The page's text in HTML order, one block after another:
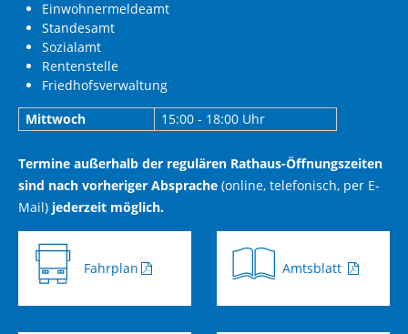
Einwohnermeldeamt
Standesamt
Sozialamt
Rentenstelle
Friedhofsverwaltung
Mittwoch
15:00 - 18:00 Uhr
Termine außerhalb der regulären Rathaus-Öffnungszeiten
sind nach vorheriger Absprache (online, telefonisch, per E-
Mail) jederzeit möglich.
Fahrplan Amtsblatt